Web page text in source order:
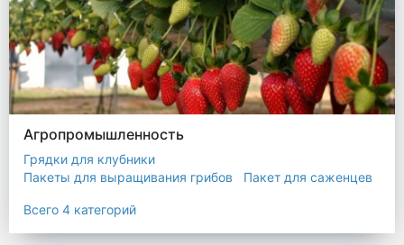
Агропромышленность
Грядки для клубники
Пакеты для выращивания грибов
Пакет для саженцев
Всего 4 категорий